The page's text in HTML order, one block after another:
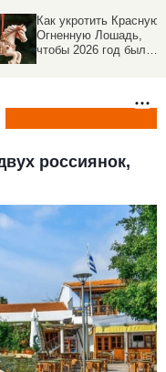
Как укротить Красную
Огненную Лошадь,
чтобы 2026 год был
счастливым
россиянок,